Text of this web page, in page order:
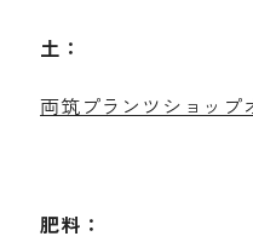
土：
両筑プランツショップ
肥料：